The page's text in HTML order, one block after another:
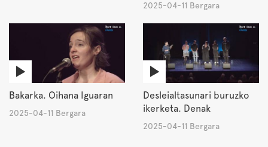
2025-04-11 Bergara
Bakarka. Oihana Iguaran
2025-04-11 Bergara
Desleialtasunari buruzko
ikerketa. Denak
2025-04-11 Bergara